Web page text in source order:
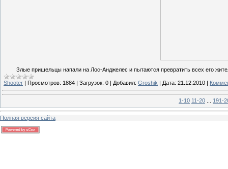
Злые пришельцы напали на Лос-Анджелес и пытаются превратить всех его
Shooter | Просмотров: 1884 | Загрузок: 0 | Добавил: Groshik | Дата: 21.12.2010 |
1-10 11-20 191-
Полная версия сайта